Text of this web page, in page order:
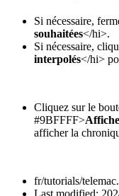
Si nécessaire,
souhaitées</hi>.
Si nécessaire,
interpolés</hi>
Cliquez sur le
#9BFFFF>
afficher la
fr/tutorials/